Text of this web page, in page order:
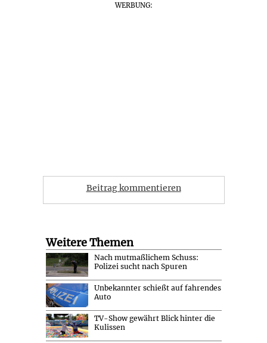
WERBUNG:
Beitrag kommentieren
Weitere Themen
Nach mutmaßlichem Schuss:
Polizei sucht nach Spuren
Unbekannter schießt auf fahrendes
Auto
TV-Show gewährt Blick hinter die
Kulissen